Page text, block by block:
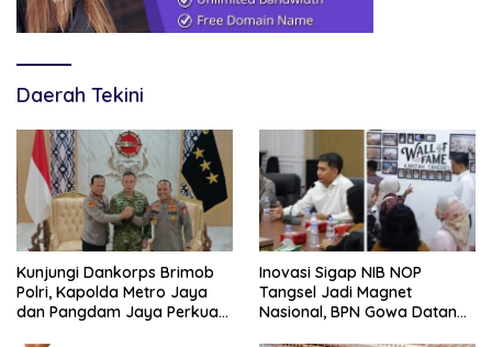
Daerah Tekini
Kunjungi Dankorps Brimob
Polri, Kapolda Metro Jaya
dan Pangdam Jaya Perkuat
Inovasi Sigap NIB NOP
Tangsel Jadi Magnet
Nasional, BPN Gowa Datang